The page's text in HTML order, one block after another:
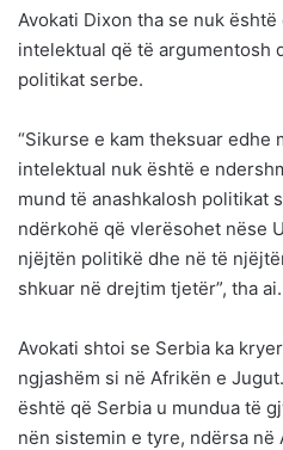
Avokati Dixon tha se nuk
intelektual që të argumentosh
politikat serbe.
“Sikurse e kam theksuar edhe
intelektual nuk është e
mund të anashkalosh politikat
ndërkohë që vlerësohet nëse
njëjtën politikë dhe në të
shkuar në drejtim tjetër”, tha ai.
Avokati shtoi se Serbia ka
ngjashëm si në Afrikën e
është që Serbia u mundua të
nën sistemin e tyre, ndërsa në